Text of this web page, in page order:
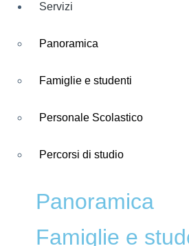
Servizi
Panoramica
Famiglie e studenti
Personale Scolastico
Percorsi di studio
Panoramica
Famiglie e